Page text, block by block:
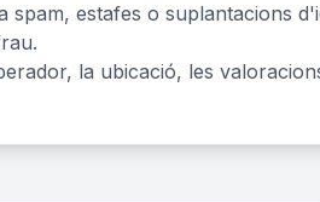
estafes o suplantacions
la ubicació, les